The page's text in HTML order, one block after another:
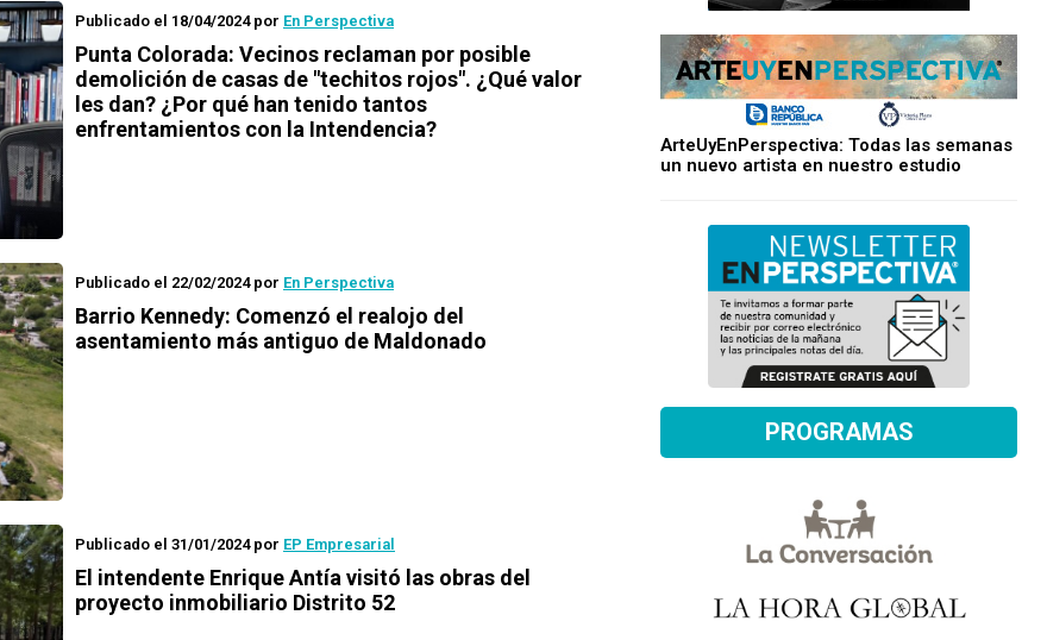
Publicado el 18/04/2024por En Perspectiva
Punta Colorada: Vecinos reclaman por posible
demolición de casas de "techitos rojos". ¿Qué valor
les dan? ¿Por qué han tenido tantos
enfrentamientos con la Intendencia?
Publicado el 22/02/2024por En Perspectiva
Barrio Kennedy: Comenzó el realojo del
asentamiento más antiguo de Maldonado
Publicado el 31/01/2024por EP Empresarial
El intendente Enrique Antía visitó las obras del
proyecto inmobiliario Distrito 52
ArteUyEnPerspectiva: Todas las semanas
un nuevo artista en nuestro estudio
PROGRAMAS